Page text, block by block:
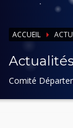
ACCUEIL
Actualités
Comité